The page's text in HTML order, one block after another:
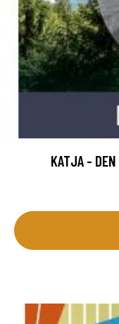
KATJA - DEN